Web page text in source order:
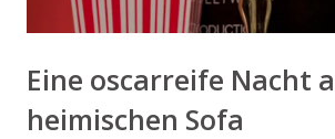
Eine oscarreife Nacht
heimischen Sofa